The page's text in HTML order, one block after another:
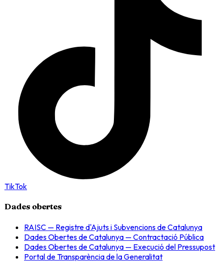
TikTok
Dades obertes
RAISC — Registre d'Ajuts i Subvencions de Catalunya
Dades Obertes de Catalunya — Contractació Pública
Dades Obertes de Catalunya — Execució del Pressupost
Portal de Transparència de la Generalitat